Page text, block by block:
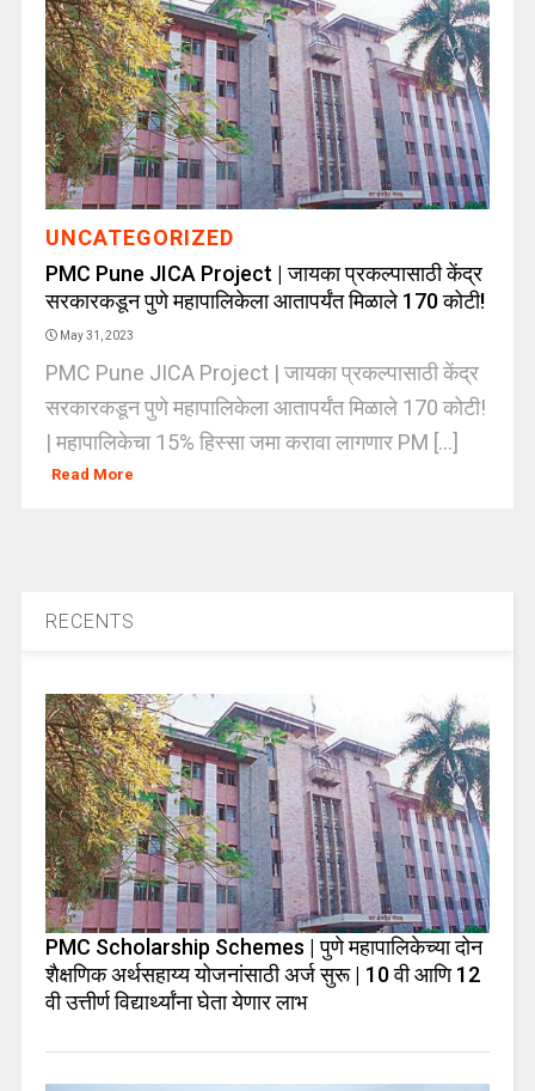
UNCATEGORIZED
PMC Pune JICA Project | जायका प्रकल्पासाठी केंद्र
सरकारकडून पुणे महापालिकेला आतापर्यंत मिळाले 170 कोटी!
May 31, 2023
PMC Pune JICA Project | जायका प्रकल्पासाठी केंद्र
सरकारकडून पुणे महापालिकेला आतापर्यंत मिळाले 170 कोटी!
| महापालिकेचा 15% हिस्सा जमा करावा लागणार PM [...]
Read More
RECENTS
PMC Scholarship Schemes | पुणे महापालिकेच्या दोन
शैक्षणिक अर्थसहाय्य योजनांसाठी अर्ज सुरू | 10 वी आणि 12
वी उत्तीर्ण विद्यार्थ्यांना घेता येणार लाभ